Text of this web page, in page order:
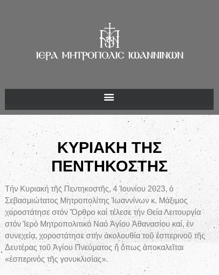
ΚΥΡΙΑΚΗ ΤΗΣ
ΠΕΝΤΗΚΟΣΤΗΣ
Τήν Κυριακή τῆς Πεντηκοστῆς, 4 Ἰουνίου 2023, ὁ
Σεβασμιώτατος Μητροπολίτης Ἰωαννίνων κ. Μάξιμος
χοροστάτησε στόν Ὄρθρο καί τέλεσε τήν Θεία Λειτουργία
στόν Ἱερό Μητροπολιτικό Ναό Ἁγίου Ἀθανασίου καί, ἐν
συνεχείᾳ, χοροστάτησε στήν ἀκολουθία τοῦ ἑσπερινοῦ τῆς
Δευτέρας τοῦ Ἁγίου Πνεύματος ἤ ὅπως ἀποκαλεῖται
«ἑσπερινός τῆς γονυκλισίας».